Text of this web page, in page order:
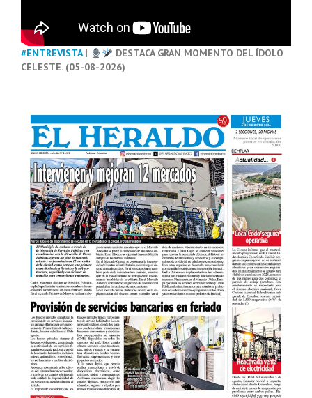
#ENTREVISTA|
DESTACA GRAN MOMENTO DEL ÍDOLO
CELESTE. (05-08-2026)